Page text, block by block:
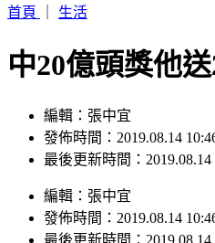
首頁
生活
中20億頭獎他
編輯：張中宜
發佈時間：2019.08.14
最後更新時間：2019.08.14
編輯 ： 張中宜
發佈時間： 2019.08.14
最後更新時間： 2019.08.14